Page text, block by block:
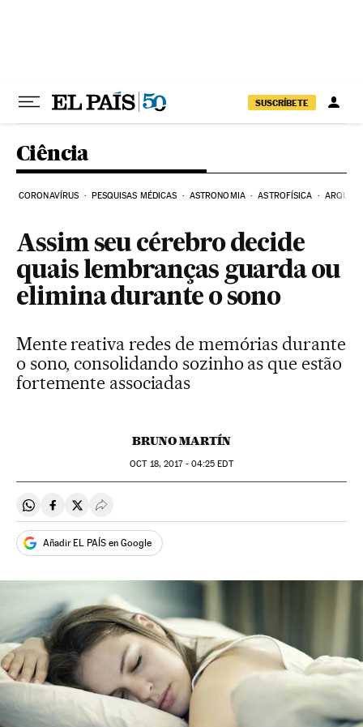
SUSCRÍBETE
Ciência
CORONAVÍRUS PESQUISAS MÉDICAS ASTRONOMIA ASTROFÍSICA
Assim seu cérebro decide
quais lembranças guarda ou
elimina durante o sono
Mente reativa redes de memórias durante
o sono, consolidando sozinho as que estão
fortemente associadas
BRUNO MARTÍN
OCT18, 2017 - 04:25 EDT
Compartir en Whatsapp
Compartir en Facebook
Compartir en Twitter
Desplegar Redes Sociales
Añadir EL PAÍS en Google